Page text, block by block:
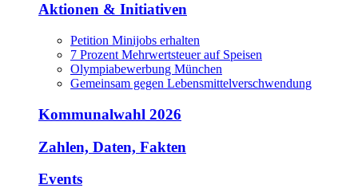
Aktionen & Initiativen
Petition Minijobs erhalten
7 Prozent Mehrwertsteuer auf Speisen
Olympiabewerbung München
Gemeinsam gegen Lebensmittelverschwendung
Kommunalwahl 2026
Zahlen, Daten, Fakten
Events